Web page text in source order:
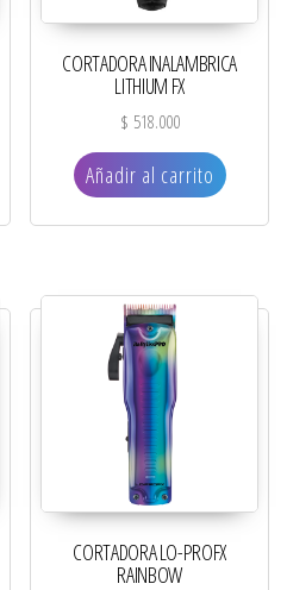
CORTADORA INALAMBRICA
LITHIUM FX
$ 518.000
Añadir al carrito
CORTADORA LO-PROFX
RAINBOW